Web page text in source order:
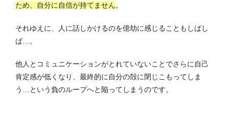
ため、自分に自信が持てません。
それゆえに、人に話しかけるのを億劫に感じることもしばし
ば…。
他人とコミュニケーションがとれていないことでさらに自己
肯定感が低くなり、最終的に自分の殻に閉じこもってしま
う…という負のループへと陥ってしまうのです。